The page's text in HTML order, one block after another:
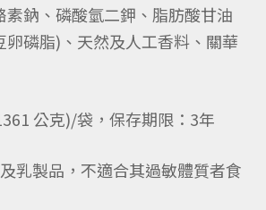
素鈉、磷酸氫二鉀、脂肪酸甘油
卵磷脂)、天然及人工香料、關華
公克)/袋，保存期限：3年
乳製品，不適合其過敏體質者食